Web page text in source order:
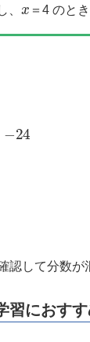
、 ＝4 のと
認して分数が
習におす